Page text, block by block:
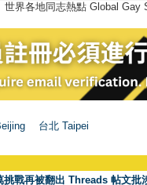
世界各地同志熱點 Global Gay
台北 Taipei
戰再被翻出 Threads 帖文批